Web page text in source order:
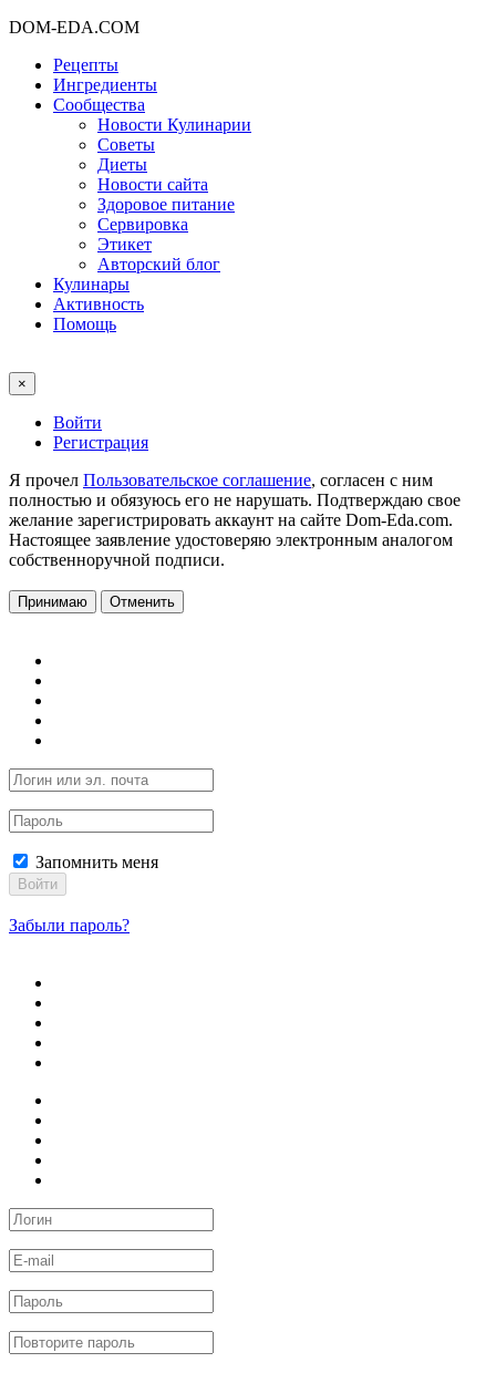
DOM-EDA.COM
Рецепты
Ингредиенты
Сообщества
Новости Кулинарии
Советы
Диеты
Новости сайта
Здоровое питание
Сервировка
Этикет
Авторский блог
Кулинары
Активность
Помощь
×
Войти
Регистрация
Я прочел Пользовательское соглашение, согласен с ним
полностью и обязуюсь его не нарушать. Подтверждаю свое
желание зарегистрировать аккаунт на сайте Dom-Eda.com.
Настоящее заявление удостоверяю электронным аналогом
собственноручной подписи.
Принимаю Отменить
Запомнить меня
Войти
Забыли пароль?